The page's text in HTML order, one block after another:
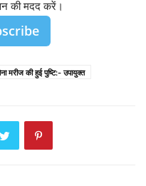
की मदद करें।
मरीज की हुई पुष्टि:- उपायुक्त